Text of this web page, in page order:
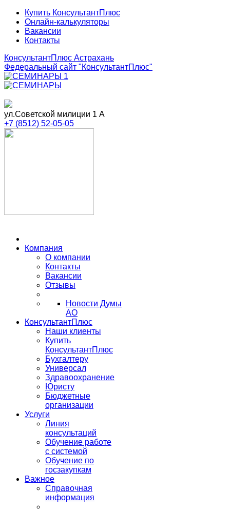
Купить КонсультантПлюс
Онлайн-калькуляторы
Вакансии
Контакты
КонсультантПлюс Астрахань
Федеральный сайт "КонсультантПлюс"
ул.Советской милиции 1 А
+7 (8512) 52-05-05
Компания
О компании
Контакты
Вакансии
Отзывы
Новости Думы
АО
КонсультантПлюс
Наши клиенты
Купить
КонсультантПлюс
Бухгалтеру
Универсал
Здравоохранение
Юристу
Бюджетные
организации
Услуги
Линия
консультаций
Обучение работе
с системой
Обучение по
госзакупкам
Важное
Справочная
информация